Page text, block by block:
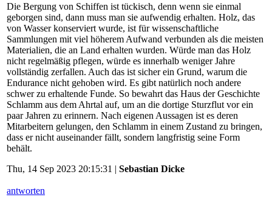
Die Bergung von Schiffen ist tückisch, denn wenn sie einmal
geborgen sind, dann muss man sie aufwendig erhalten. Holz, das
von Wasser konserviert wurde, ist für wissenschaftliche
Sammlungen mit viel höherem Aufwand verbunden als die meisten
Materialien, die an Land erhalten wurden. Würde man das Holz
nicht regelmäßig pflegen, würde es innerhalb weniger Jahre
vollständig zerfallen. Auch das ist sicher ein Grund, warum die
Endurance nicht gehoben wird. Es gibt natürlich noch andere
schwer zu erhaltende Funde. So bewahrt das Haus der Geschichte
Schlamm aus dem Ahrtal auf, um an die dortige Sturzflut vor ein
paar Jahren zu erinnern. Nach eigenen Aussagen ist es deren
Mitarbeitern gelungen, den Schlamm in einem Zustand zu bringen,
dass er nicht auseinander fällt, sondern langfristig seine Form
behält.
Thu, 14 Sep 2023 20:15:31 | Sebastian Dicke
antworten